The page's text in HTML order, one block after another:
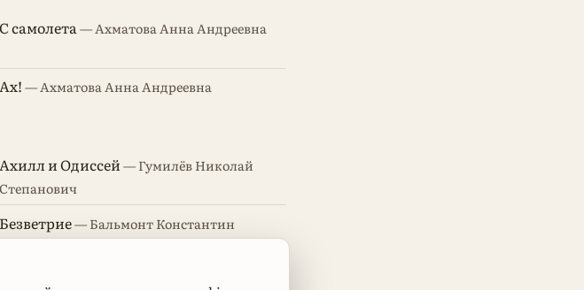
С самолета— Ахматова Анна Андреевна
Ах!— Ахматова Анна Андреевна
Ахилл и Одиссей— Гумилёв Николай
Степанович
Безветрие— Бальмонт Константин